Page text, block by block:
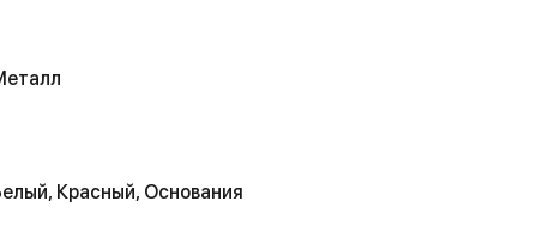
Красный, Основания